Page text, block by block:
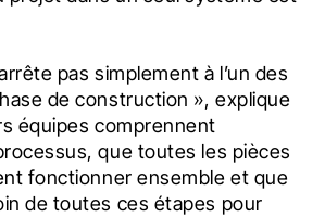
pas simplement à l’un des
de construction », explique
équipes comprennent
que toutes les pièces
fonctionner ensemble et que
de toutes ces étapes pour